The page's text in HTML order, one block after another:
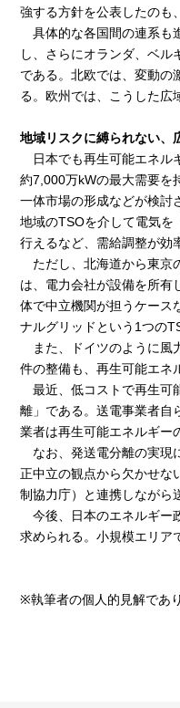
強する方針を公表したのも
具体的な各国間の連系も
し、さらにオランダ、ベ
である。北欧では、変動の
る。欧州では、こうした広
地域リスクに縛られない、
日本でも再生可能エネル
約7,000万kWの最大需要を
一体市場の形成などが検討
地域のTSOを介して電気を
行えるなど、需給調整が効
ただし、北海道から東京
は、電力会社が設備を所有
体で中立機関が担うケース
ナルグリッドという1つの
また、ドイツのように風
件の整備も、再生可能エネ
最近、低コストで再生可
離」である。送電事業者自
業者は再生可能エネルギー
なお、発送電分離の実現
正中立の観点から欠かせな
制協力庁）と連携しながら
今後、日本のエネルギー
求められる。小規模エリア
※執筆者の個人的見解であ